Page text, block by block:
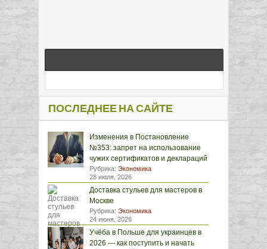
ПОСЛЕДНЕЕ НА САЙТЕ
Изменения в Постановление
№353: запрет на использование
чужих сертификатов и деклараций
Рубрика: Экономика
28 июля, 2026
Доставка стульев для мастеров в
Москве
Рубрика: Экономика
24 июня, 2026
Учёба в Польше для украинцев в
2026 — как поступить и начать